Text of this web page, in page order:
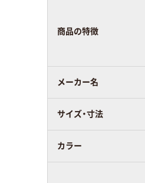
商品の特徴
メーカー名
サイズ・寸法
カラー